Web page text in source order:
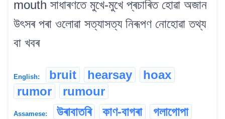
mouth সাধাৰণতে মুখে-মুখে প্ৰচাৰিত হোৱা অজান
উৎসৰ পৰা ওলোৱা সত্যাসত্য নিৰূপণ নোহোৱা তথ্য
বা খবৰ
English: bruit hearsay
hoax
rumor
rumour
Assamese: উৰাবাতৰি কাণ-বাগৰা
গলাগোপা